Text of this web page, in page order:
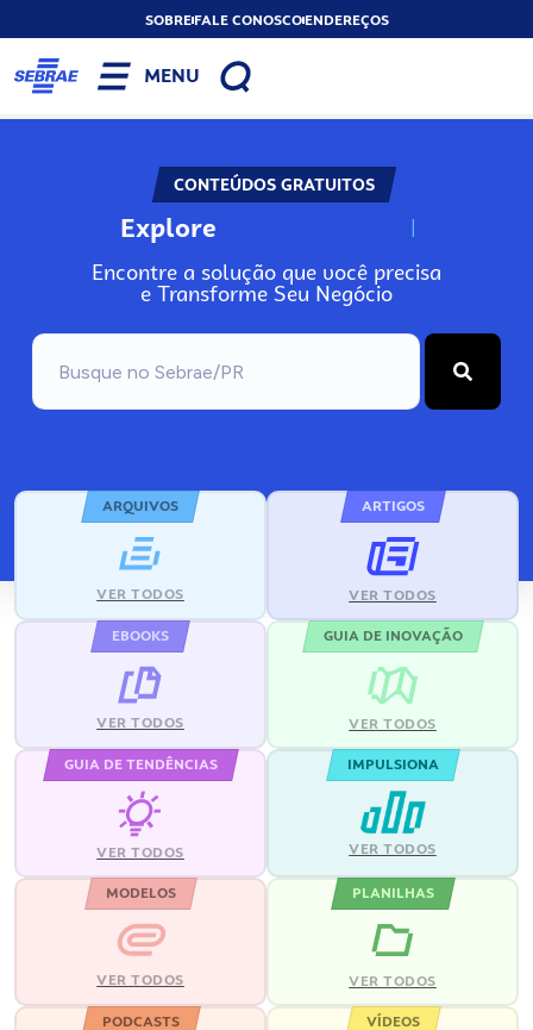
SOBREFALE CONOSCOENDEREÇOS
MENU
CONTEÚDOS GRATUITOS
Explore N
Encontre a solução que você precisa
e Transforme Seu Negócio
ARQUIVOS
VER TODOS
ARTIGOS
VER TODOS
EBOOKS
VER TODOS
GUIA DE INOVAÇÃO
VER TODOS
GUIA DE TENDÊNCIAS
VER TODOS
IMPULSIONA
VER TODOS
MODELOS
VER TODOS
PLANILHAS
VER TODOS
PODCASTS VÍDEOS